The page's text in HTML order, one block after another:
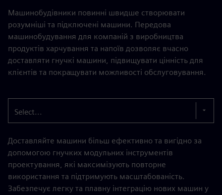
Машинобудівники повинні швидше створювати
розумніші та підключені машини. Передова
машинобудування для компаній з виробництва
продуктів харчування та напоїв дозволяє вчасно
доставляти гнучкі машини, підвищувати цінність для
клієнтів та покращувати можливості обслуговування.
Select...
Доставляйте машини більш ефективно та вигідно за
допомогою гнучких модульних інструментів
проектування, які максимізують повторне
використання та підтримують масштабованість.
Забезпечує легку та плавну інтеграцію нових машин у